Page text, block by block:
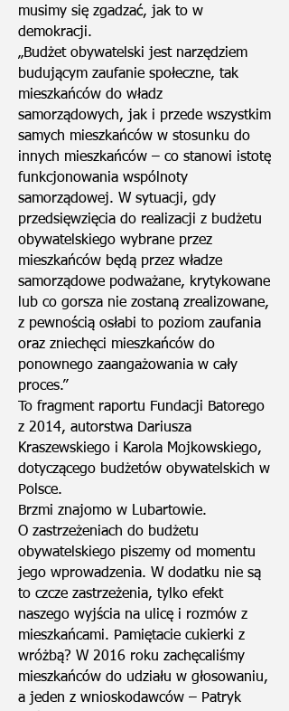
musimy się zgadzać, jak to w
demokracji.
„Budżet obywatelski jest narzędziem
budującym zaufanie społeczne, tak
mieszkańców do władz
samorządowych, jak i przede wszystkim
samych mieszkańców w stosunku do
innych mieszkańców – co stanowi istotę
funkcjonowania wspólnoty
samorządowej. W sytuacji, gdy
przedsięwzięcia do realizacji z budżetu
obywatelskiego wybrane przez
mieszkańców będą przez władze
samorządowe podważane, krytykowane
lub co gorsza nie zostaną zrealizowane,
z pewnością osłabi to poziom zaufania
oraz zniechęci mieszkańców do
ponownego zaangażowania w cały
proces.”
To fragment raportu Fundacji Batorego
z 2014, autorstwa Dariusza
Kraszewskiego i Karola Mojkowskiego,
dotyczącego budżetów obywatelskich w
Polsce.
Brzmi znajomo w Lubartowie.
O zastrzeżeniach do budżetu
obywatelskiego piszemy od momentu
jego wprowadzenia. W dodatku nie są
to czcze zastrzeżenia, tylko efekt
naszego wyjścia na ulicę i rozmów z
mieszkańcami. Pamiętacie cukierki z
wróżbą? W 2016 roku zachęcaliśmy
mieszkańców do udziału w głosowaniu,
a jeden z wnioskodawców – Patryk